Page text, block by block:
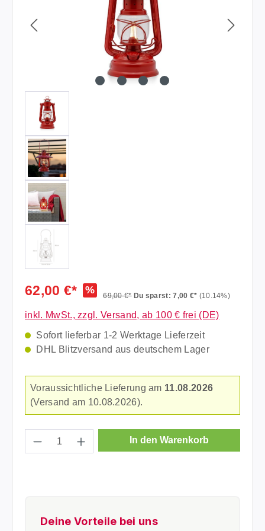
62,00 €* % 69,00 €* Du sparst: 7,00 €* (10.14%)
inkl. MwSt., zzgl. Versand, ab 100 € frei (DE)
Sofort lieferbar 1-2 Werktage Lieferzeit
DHL Blitzversand aus deutschem Lager
Voraussichtliche Lieferung am 11.08.2026
(Versand am 10.08.2026).
Produkt Anzahl: Gib den gewünschten
In den Warenkorb
Deine Vorteile bei uns